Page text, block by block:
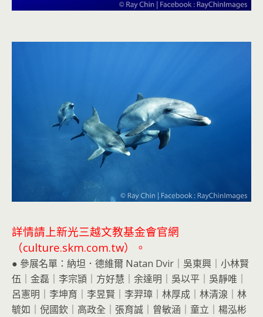
詳情請上新光三越文教基金會官網
（culture.skm.com.tw）。
● 參展名單：納坦．德維爾 Natan Dvir｜吳東興｜小林賢
伍｜金磊｜李宗頴｜方好慧｜余達明｜吳以平｜吳靜唯｜
呂憲明｜李坤育｜李昱賢｜李羿璋｜林厚成｜林清湶｜林
毓如｜倪國欽｜高政全｜張育誠｜曾敏涵｜童立｜楊泓彬